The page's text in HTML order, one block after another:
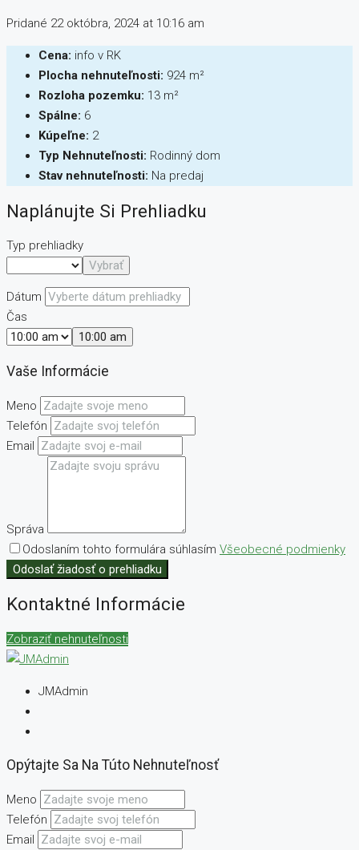
Pridané 22 októbra, 2024 at 10:16 am
Cena: info v RK
Plocha nehnuteľnosti: 924 m²
Rozloha pozemku: 13 m²
Spálne: 6
Kúpeľne: 2
Typ Nehnuteľnosti: Rodinný dom
Stav nehnuteľnosti: Na predaj
Naplánujte Si Prehliadku
Typ prehliadky
Vybrať
Dátum
Čas
10:00 am
Vaše Informácie
Meno
Telefón
Email
Správa
Odoslaním tohto formulára súhlasím Všeobecné podmienky
Odoslať žiadosť o prehliadku
Kontaktné Informácie
Zobraziť nehnuteľnosti
JMAdmin
Opýtajte Sa Na Túto Nehnuteľnosť
Meno
Telefón
Email